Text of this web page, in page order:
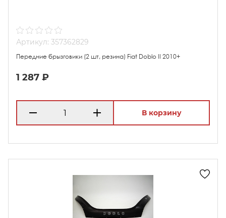
Артикул: 357362829
Передние брызговики (2 шт, резина) Fiat Doblo II 2010+
1 287 ₽
В корзину